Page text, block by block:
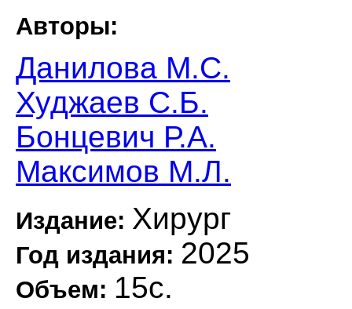
Авторы:
Данилова М.С.
Худжаев С.Б.
Бонцевич Р.А.
Максимов М.Л.
Издание: Хирург
Год издания: 2025
Объем: 15с.